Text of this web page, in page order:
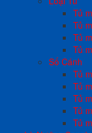
Tủ
Tủ
Tủ
Tủ
Số Cánh
Tủ
Tủ
Tủ
Tủ
Tủ